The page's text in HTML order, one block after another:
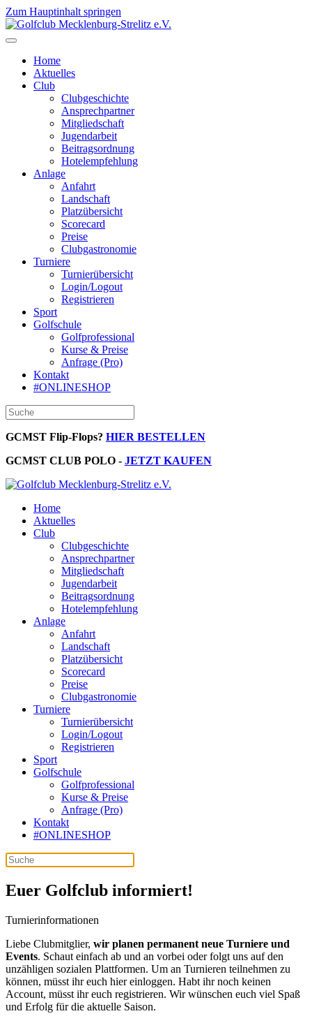
Zum Hauptinhalt springen
Home
Aktuelles
Club
Clubgeschichte
Ansprechpartner
Mitgliedschaft
Jugendarbeit
Beitragsordnung
Hotelempfehlung
Anlage
Anfahrt
Landschaft
Platzübersicht
Scorecard
Preise
Clubgastronomie
Turniere
Turnierübersicht
Login/Logout
Registrieren
Sport
Golfschule
Golfprofessional
Kurse & Preise
Anfrage (Pro)
Kontakt
#ONLINESHOP
GCMST Flip-Flops? HIER BESTELLEN
GCMST CLUB POLO - JETZT KAUFEN
Home
Aktuelles
Club
Clubgeschichte
Ansprechpartner
Mitgliedschaft
Jugendarbeit
Beitragsordnung
Hotelempfehlung
Anlage
Anfahrt
Landschaft
Platzübersicht
Scorecard
Preise
Clubgastronomie
Turniere
Turnierübersicht
Login/Logout
Registrieren
Sport
Golfschule
Golfprofessional
Kurse & Preise
Anfrage (Pro)
Kontakt
#ONLINESHOP
Euer Golfclub informiert!
Turnierinformationen
Liebe Clubmitglier, wir planen permanent neue Turniere und
Events. Schaut einfach ab und an vorbei oder folgt uns auf den
unzähligen sozialen Plattformen. Um an Turnieren teilnehmen zu
können, müsst ihr euch hier einloggen. Habt ihr noch keinen
Account, müsst ihr euch registrieren. Wir wünschen euch viel Spaß
und Erfolg für die aktuelle Saison.